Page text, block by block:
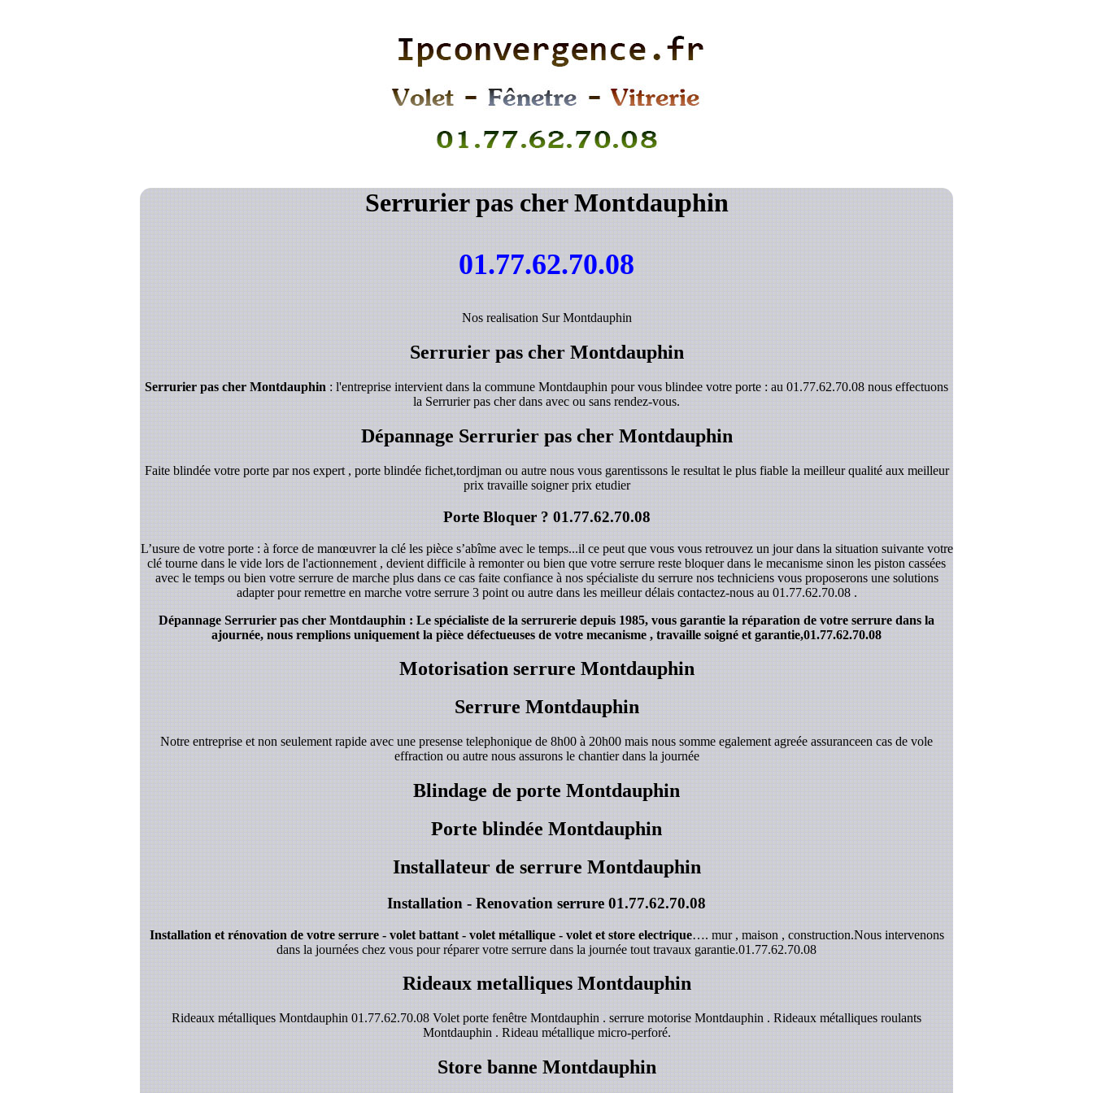
Serrurier pas cher Montdauphin
01.77.62.70.08
Nos realisation Sur Montdauphin
Serrurier pas cher Montdauphin
Serrurier pas cher Montdauphin : l'entreprise intervient dans la commune Montdauphin pour vous blindee votre porte : au 01.77.62.70.08 nous effectuons
la Serrurier pas cher dans avec ou sans rendez-vous.
Dépannage Serrurier pas cher Montdauphin
Faite blindée votre porte par nos expert , porte blindée fichet,tordjman ou autre nous vous garentissons le resultat le plus fiable la meilleur qualité aux meilleur
prix travaille soigner prix etudier
Porte Bloquer ?01.77.62.70.08
L’usure de votre porte : à force de manœuvrer la clé les pièce s’abîme avec le temps...il ce peut que vous vous retrouvez un jour dans la situation suivante votre
clé tourne dans le vide lors de l'actionnement , devient difficile à remonter ou bien que votre serrure reste bloquer dans le mecanisme sinon les piston cassées
avec le temps ou bien votre serrure de marche plus dans ce cas faite confiance à nos spécialiste du serrure nos techniciens vous proposerons une solutions
adapter pour remettre en marche votre serrure 3 point ou autre dans les meilleur délais contactez-nous au01.77.62.70.08.
Dépannage Serrurier pas cher Montdauphin : Le spécialiste de la serrurerie depuis 1985, vous garantie la réparation de votre serrure dans la
ajournée, nous remplions uniquement la pièce défectueuses de votre mecanisme , travaille soigné et garantie,01.77.62.70.08
Motorisation serrure Montdauphin
Serrure Montdauphin
Notre entreprise et non seulement rapide avec une presense telephonique de 8h00 à 20h00 mais nous somme egalement agreée assuranceen cas de vole
effraction ou autre nous assurons le chantier dans la journée
Blindage de porte Montdauphin
Porte blindée Montdauphin
Installateur de serrure Montdauphin
Installation - Renovation serrure01.77.62.70.08
Installation et rénovation de votre serrure - volet battant - volet métallique - volet et store electrique…. mur , maison , construction.Nous intervenons
dans la journées chez vous pour réparer votre serrure dans la journée tout travaux garantie.01.77.62.70.08
Rideaux metalliques Montdauphin
Rideaux métalliques Montdauphin 01.77.62.70.08 Volet porte fenêtre Montdauphin . serrure motorise Montdauphin . Rideaux métalliques roulants
Montdauphin . Rideau métallique micro-perforé.
Store banne Montdauphin